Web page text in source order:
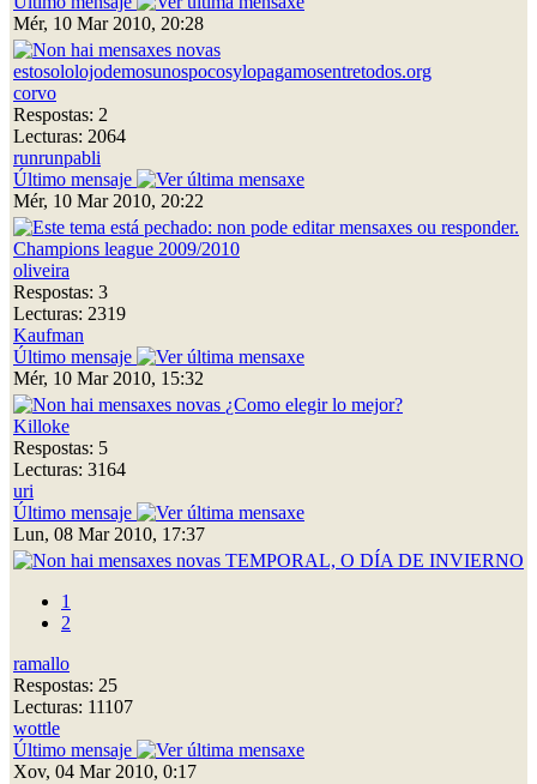
Mér, 10 Mar 2010, 20:28
estosololojodemosunospocosylopagamosentretodos.org
corvo
Respostas: 2
Lecturas: 2064
runrunpabli
Último mensaje
Mér, 10 Mar 2010, 20:22
Champions league 2009/2010
oliveira
Respostas: 3
Lecturas: 2319
Kaufman
Último mensaje
Mér, 10 Mar 2010, 15:32
¿Como elegir lo mejor?
Killoke
Respostas: 5
Lecturas: 3164
uri
Último mensaje
Lun, 08 Mar 2010, 17:37
TEMPORAL, O DÍA DE INVIERNO
1
2
ramallo
Respostas: 25
Lecturas: 11107
wottle
Último mensaje
Xov, 04 Mar 2010, 0:17